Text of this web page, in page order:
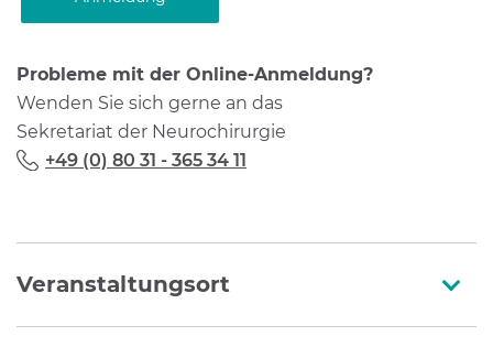
Probleme mit der Online-Anmeldung?
Wenden Sie sich gerne an das
Sekretariat der Neurochirurgie
+49 (0) 80 31 - 365 34 11
Veranstaltungsort